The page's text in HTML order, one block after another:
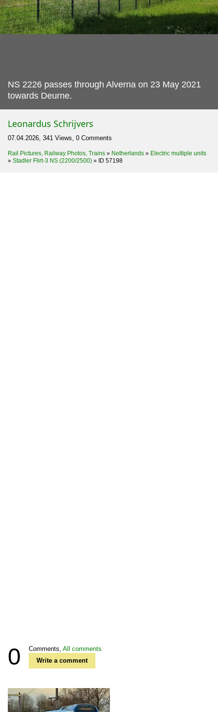
NS 2226 passes through Alverna on 23 May 2021
towards Deurne.
Leonardus Schrijvers
07.04.2026, 341 Views, 0 Comments
Rail Pictures, Railway Photos, Trains » Netherlands » Electric multiple units
» Stadler Flirt-3 NS (2200/2500) » ID 57198
0 Comments, All comments
Write a comment